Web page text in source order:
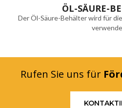
ÖL-SÄURE-
Der Öl-Säure-Behälter wird für
Rufen Sie uns für